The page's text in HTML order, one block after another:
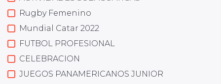
Rugby Femenino
Mundial Catar 2022
FUTBOL PROFESIONAL
CELEBRACION
JUEGOS PANAMERICANOS JUNIOR